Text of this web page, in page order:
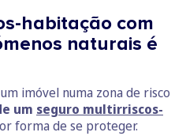
habitação com
naturais é
imóvel numa zona de risco
um seguro multirriscos-
forma de se proteger.